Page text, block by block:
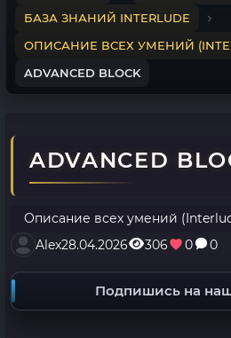
БАЗА ЗНАНИЙ INTERLUDE
ОПИСАНИЕ ВСЕХ УМЕНИЙ
ADVANCED BLOCK
ADVANCED
Описание всех умений
Alex28.04.2026 306 0 0
Подпишись на